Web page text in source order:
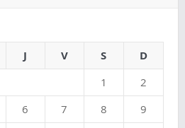
J V S D
1
2
6 7 8
9